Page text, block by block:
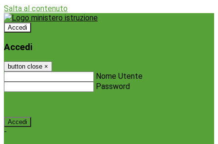
Salta al contenuto
Accedi
Accedi
button close ×
Nome Utente
Password
-